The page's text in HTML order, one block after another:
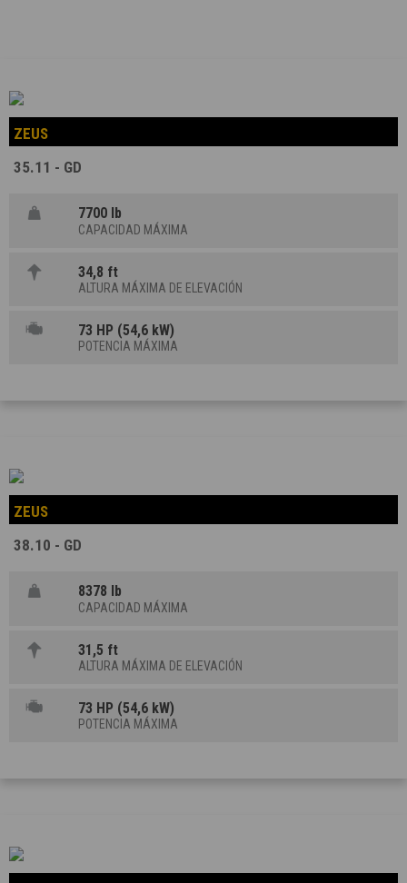
ZEUS
35.11 - GD
7700 lb
CAPACIDAD MÁXIMA
34,8 ft
ALTURA MÁXIMA DE ELEVACIÓN
73 HP (54,6 kW)
POTENCIA MÁXIMA
ZEUS
38.10 - GD
8378 lb
CAPACIDAD MÁXIMA
31,5 ft
ALTURA MÁXIMA DE ELEVACIÓN
73 HP (54,6 kW)
POTENCIA MÁXIMA